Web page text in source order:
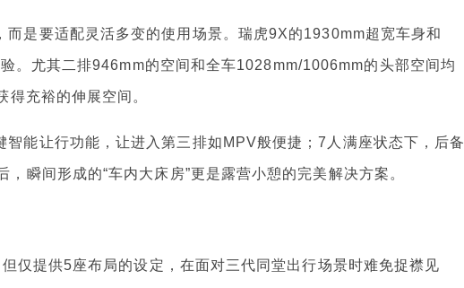
是要适配灵活多变的使用场景。瑞虎9X的1930mm超宽车身和
。尤其二排946mm的空间和全车1028mm/1006mm的头部空间均
充裕的伸展空间。
让行功能，让进入第三排如MPV般便捷；7人满座状态下，后备
瞬间形成的“车内大床房”更是露营小憩的完美解决方案。
提供5座布局的设定，在面对三代同堂出行场景时难免捉襟见